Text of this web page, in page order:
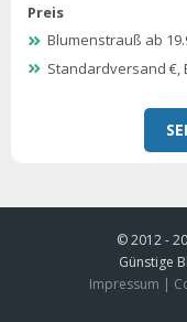
Preis
Blumenstrauß ab
Standardversand €,
© 2012 -
Günstige
Impressum |